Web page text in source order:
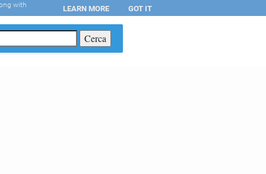
with LEARN MORE GOT IT